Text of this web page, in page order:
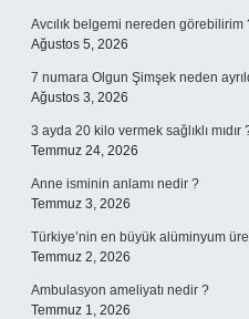
Avcılık belgemi nereden görebilirim
Ağustos 5, 2026
7 numara Olgun Şimşek neden
Ağustos 3, 2026
3 ayda 20 kilo vermek sağlıklı mıdır
Temmuz 24, 2026
Anne isminin anlamı nedir ?
Temmuz 3, 2026
Türkiye’nin en büyük alüminyum
Temmuz 2, 2026
Ambulasyon ameliyatı nedir ?
Temmuz 1, 2026